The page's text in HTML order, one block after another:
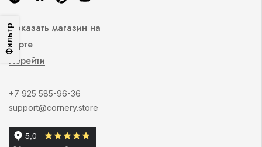
ФильтрПоказать магазин на
карте
Перейти
+7 925 585-96-36
support@cornery.store